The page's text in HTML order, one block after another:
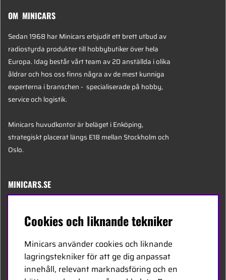
OM MINICARS
Sedan 1968 har Minicars erbjudit ett brett utbud av
radiostyrda produkter till hobbybutiker över hela
Europa. Idag består vårt team av 20 anställda i olika
åldrar och hos oss finns några av de mest kunniga
experterna i branschen - specialiserade på hobby,
service och logistik.
Minicars huvudkontor är beläget i Enköping,
strategiskt placerat längs E18 mellan Stockholm och
Oslo.
MINICARS.SE
Bli återförsäljare
Bli leverantör
Cookies och liknande tekniker
Minicars använder cookies och liknande
lagringstekniker för att ge dig anpassat
innehåll, relevant marknadsföring och en